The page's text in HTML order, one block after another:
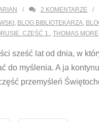
2 KOMENTARZE
, BLOG BIBLIOTEKARZA,
CZĘŚĆ 1., THOMAS MORE
sześć lat od dnia, w
do myślenia. A ja
przemyśleń